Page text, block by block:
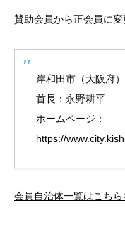
賛助会員から正会員に変
岸和田市 （大阪府）
首長： 永野耕平
ホームページ：
https://
会員自治体一覧はこちら